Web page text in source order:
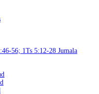
56; 1Ts 5:12-28 Jumala